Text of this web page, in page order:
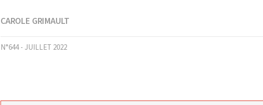
CAROLE GRIMAULT
N°644 - JUILLET 2022